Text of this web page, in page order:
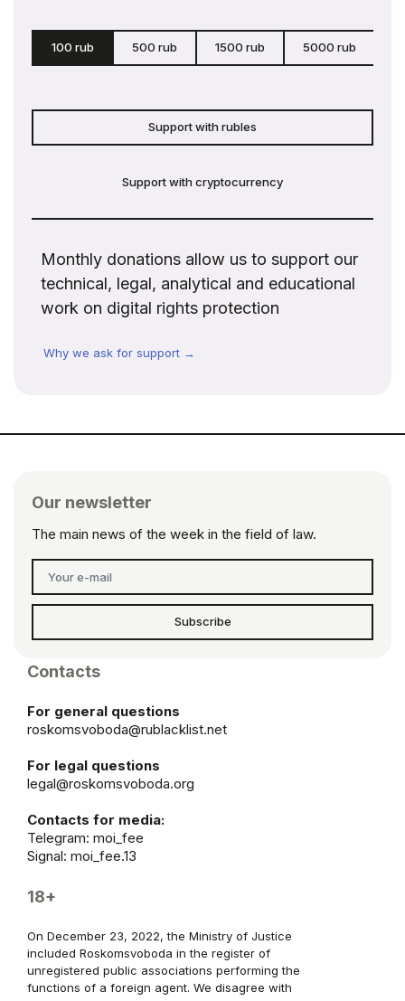
100 rub 500 rub 1500 rub 5000 rub
Support with rubles
Support with cryptocurrency
Monthly donations allow us to support our
technical, legal, analytical and educational
work on digital rights protection
Why we ask for support →
Our newsletter
The main news of the week in the field of law.
Subscribe
Contacts
For general questions
roskomsvoboda@rublacklist.net
For legal questions
legal@roskomsvoboda.org
Contacts for media:
Telegram: moi_fee
Signal: moi_fee.13
18+
On December 23, 2022, the Ministry of Justice
included Roskomsvoboda in the register of
unregistered public associations performing the
functions of a foreign agent. We disagree with